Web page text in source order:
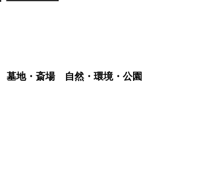
墓地・斎場
自然・環境・公園